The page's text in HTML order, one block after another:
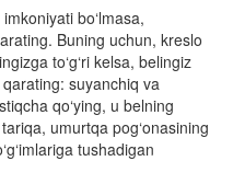
bo‘lmasa,
Buning uchun, kreslo
to‘g‘ri kelsa, belingiz
suyanchiq va
qo‘ying, u belning
umurtqa pog‘onasining
tushadigan